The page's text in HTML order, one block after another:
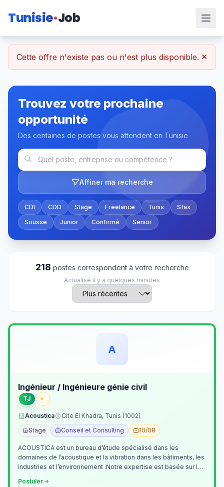
Tunisie Job
Cette offre n'existe pas ou n'est plus disponible. ×
Trouvez votre prochaine
opportunité
Des centaines de postes vous attendent en Tunisie
Affiner ma recherche
CDI CDD Stage Freelance Tunis
Sfax
Sousse
Junior Confirmé Senior
218 postes correspondent à votre recherche
Actualisé il y a quelques minutes
A
Ingénieur / Ingénieure génie civil
TJ
Acoustica
Cite El Khadra, Tunis (1002)
Stage
Conseil et Consulting 10/08
ACOUSTICA est un bureau d’étude spécialisé dans les
domaines de l’acoustique et la vibration dans les bâtiments, les
industries et l’environnement .Notre expertise est basée sur le
Postuler